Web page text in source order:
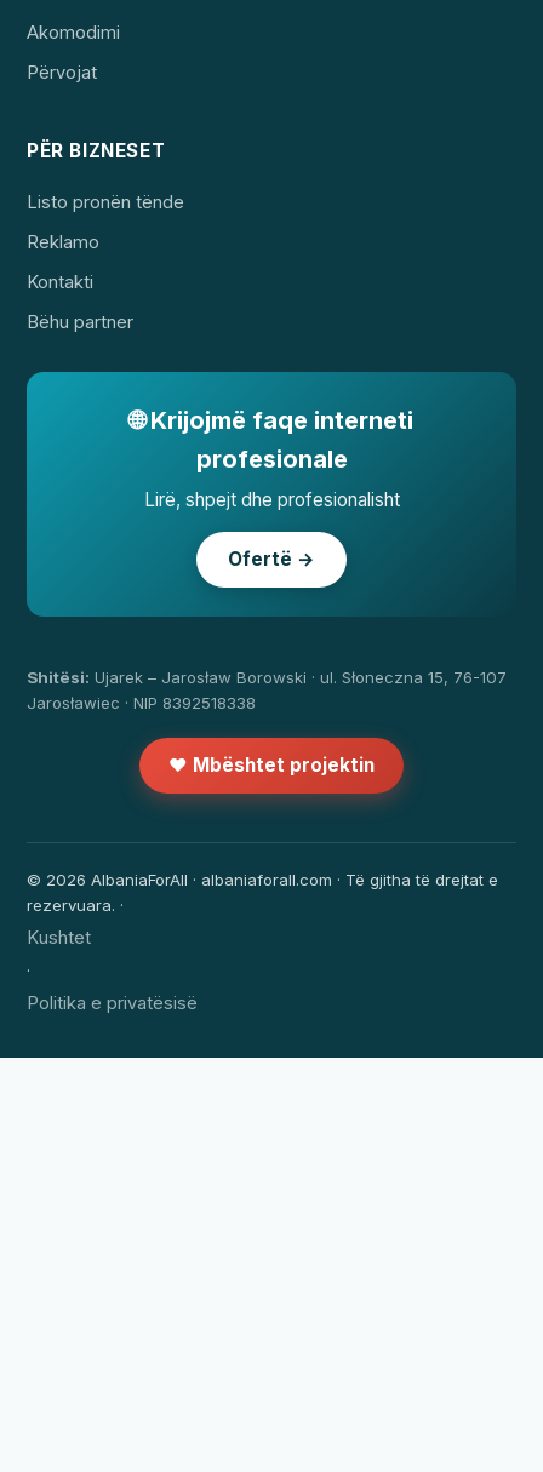
Akomodimi
Përvojat
PËR BIZNESET
Listo pronën tënde
Reklamo
Kontakti
Bëhu partner
🌐 Krijojmë faqe interneti
profesionale
Lirë, shpejt dhe profesionalisht
Ofertë →
Shitësi: Ujarek – Jarosław Borowski · ul. Słoneczna 15, 76-107
Jarosławiec · NIP 8392518338
❤️ Mbështet projektin
© 2026 AlbaniaForAll · albaniaforall.com · Të gjitha të drejtat e
rezervuara. ·
Kushtet
·
Politika e privatësisë